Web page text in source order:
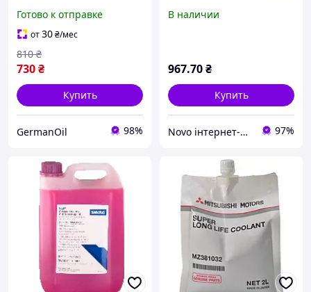
Готово к отправке
от30₴/мес
730₴
810 ₴
Купить
GermanOil 98%
В наличии
967.70₴
Купить
Novo інтернет-магазин автозапчастин 97%